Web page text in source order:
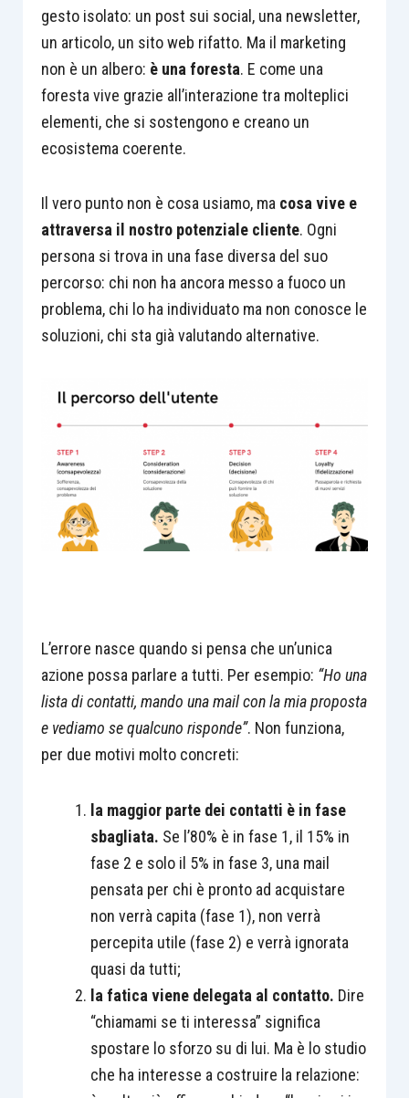
gesto isolato: un post sui social, una newsletter,
un articolo, un sito web rifatto. Ma il marketing
non è un albero: è una foresta. E come una
foresta vive grazie all’interazione tra molteplici
elementi, che si sostengono e creano un
ecosistema coerente.
Il vero punto non è cosa usiamo, ma cosa vive e
attraversa il nostro potenziale cliente. Ogni
persona si trova in una fase diversa del suo
percorso: chi non ha ancora messo a fuoco un
problema, chi lo ha individuato ma non conosce le
soluzioni, chi sta già valutando alternative.
L’errore nasce quando si pensa che un’unica
azione possa parlare a tutti. Per esempio: “Ho una
lista di contatti, mando una mail con la mia proposta
e vediamo se qualcuno risponde”. Non funziona,
per due motivi molto concreti:
la maggior parte dei contatti è in fase
sbagliata. Se l’80% è in fase 1, il 15% in
fase 2 e solo il 5% in fase 3, una mail
pensata per chi è pronto ad acquistare
non verrà capita (fase 1), non verrà
percepita utile (fase 2) e verrà ignorata
quasi da tutti;
la fatica viene delegata al contatto. Dire
“chiamami se ti interessa” significa
spostare lo sforzo su di lui. Ma è lo studio
che ha interesse a costruire la relazione: